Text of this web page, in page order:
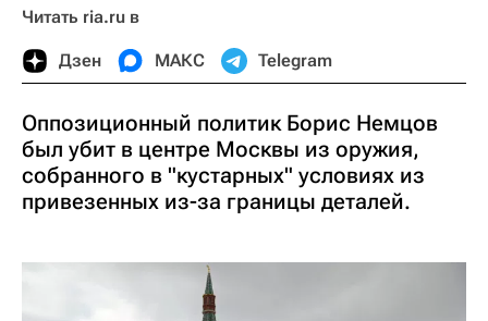
Читать ria.ru в
Дзен МАКС Telegram
Оппозиционный политик Борис Немцов
был убит в центре Москвы из оружия,
собранного в "кустарных" условиях из
привезенных из-за границы деталей.